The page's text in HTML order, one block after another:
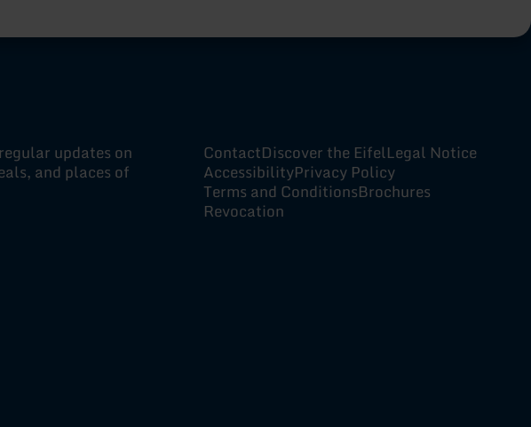
updates on
and places of
ContactDiscover the EifelLegal Notice
AccessibilityPrivacy Policy
Terms and ConditionsBrochures
Revocation